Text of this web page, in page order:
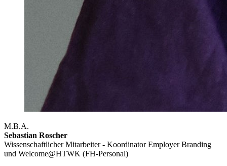
M.B.A.
Sebastian Roscher
Wissenschaftlicher Mitarbeiter - Koordinator Employer Branding
und Welcome@HTWK (FH-Personal)